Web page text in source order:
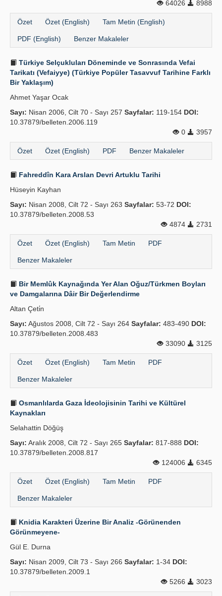
64026 8988
Özet Özet (English) Tam Metin (English)
PDF (English) Benzer Makaleler
Türkiye Selçukluları Döneminde ve Sonrasında Vefai
Tarikatı (Vefaiyye) (Türkiye Popüler Tasavvuf Tarihine Farklı
Bir Yaklaşım)
Ahmet Yaşar Ocak
Sayı: Nisan 2006, Cilt 70 - Sayı 257 Sayfalar: 119-154 DOI:
10.37879/belleten.2006.119
0
3957
Özet Özet (English) PDF Benzer Makaleler
Fahreddîn Kara Arslan Devri Artuklu Tarihi
Hüseyin Kayhan
Sayı: Nisan 2008, Cilt 72 - Sayı 263 Sayfalar: 53-72 DOI:
10.37879/belleten.2008.53
4874
2731
Özet Özet (English) Tam Metin PDF
Benzer Makaleler
Bir Memlûk Kaynağında Yer Alan Oğuz/Türkmen Boyları
ve Damgalarına Dâir Bir Değerlendirme
Altan Çeti̇n
Sayı: Ağustos 2008, Cilt 72 - Sayı 264 Sayfalar: 483-490 DOI:
10.37879/belleten.2008.483
33090
3125
Özet Özet (English) Tam Metin PDF
Benzer Makaleler
Osmanlılarda Gaza İdeolojisinin Tarihi ve Kültürel
Kaynakları
Selahattin Döğüş
Sayı: Aralık 2008, Cilt 72 - Sayı 265 Sayfalar: 817-888 DOI:
10.37879/belleten.2008.817
124006
6345
Özet Özet (English) Tam Metin PDF
Benzer Makaleler
Knidia Karakteri Üzerine Bir Analiz -Görünenden
Görünmeyene-
Gül E. Durna
Sayı: Nisan 2009, Cilt 73 - Sayı 266 Sayfalar: 1-34 DOI:
10.37879/belleten.2009.1
5266
3023